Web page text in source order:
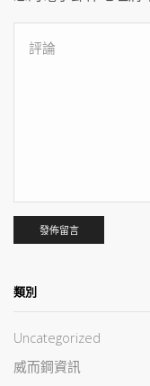
類別
Uncategorized
威而鋼資訊